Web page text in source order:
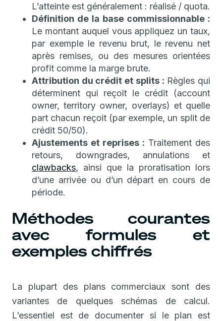
L’atteinte est généralement : réalisé / quota.
Définition de la base commissionnable :
Le montant auquel vous appliquez un taux,
par exemple le revenu brut, le revenu net
après remises, ou des mesures orientées
profit comme la marge brute.
Attribution du crédit et splits : Règles qui
déterminent qui reçoit le crédit (account
owner, territory owner, overlays) et quelle
part chacun reçoit (par exemple, un split de
crédit 50/50).
Ajustements et reprises : Traitement des
retours, downgrades, annulations et
clawbacks, ainsi que la proratisation lors
d’une arrivée ou d’un départ en cours de
période.
Méthodes courantes
avec formules et
exemples chiffrés
La plupart des plans commerciaux sont des
variantes de quelques schémas de calcul.
L’essentiel est de documenter si le plan est